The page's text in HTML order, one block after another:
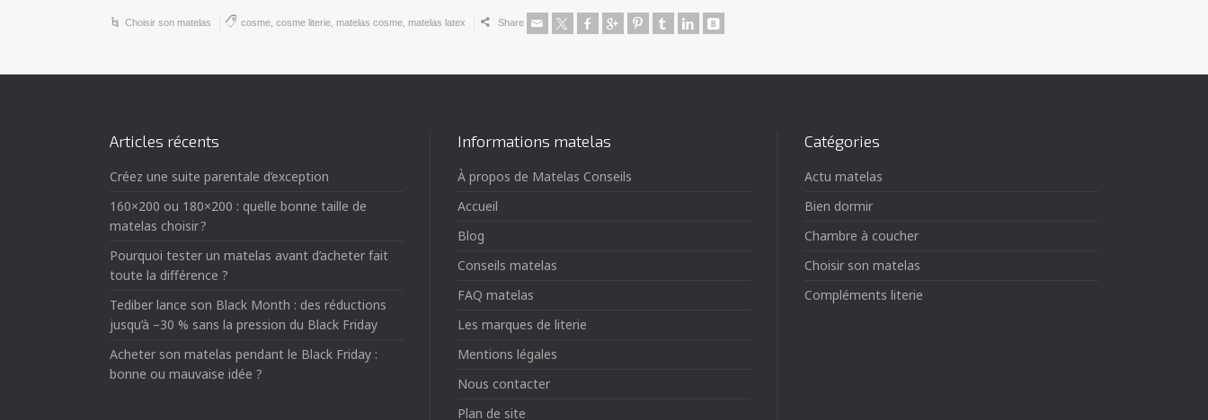
Choisir son matelas cosme cosme literie matelas cosme matelas latex Share
Articles récents
Créez une suite parentale d’exception
160×200 ou 180×200 : quelle bonne taille de
matelas choisir ?
Pourquoi tester un matelas avant d’acheter fait
toute la différence ?
Tediber lance son Black Month : des réductions
jusqu’à –30 % sans la pression du Black Friday
Acheter son matelas pendant le Black Friday :
bonne ou mauvaise idée ?
Informations matelas
À propos de Matelas Conseils
Accueil
Blog
Conseils matelas
FAQ matelas
Les marques de literie
Mentions légales
Nous contacter
Plan de site
Catégories
Actu matelas
Bien dormir
Chambre à coucher
Choisir son matelas
Compléments literie